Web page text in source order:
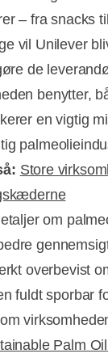
– fra snacks
vil Unilever
de
benytter,
en vigtig
Store
om
overbevist
fuldt sporbar
Palm